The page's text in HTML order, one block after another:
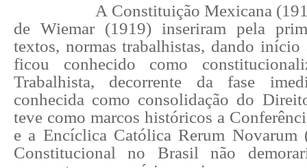
A Constituição Mexicana
de Wiemar (1919) inseriram pela
textos, normas trabalhistas, dando
ficou conhecido como
Trabalhista, decorrente da fase
conhecida como consolidação do
teve como marcos históricos a
e a Encíclica Católica Rerum Novarum
Constitucional no Brasil não